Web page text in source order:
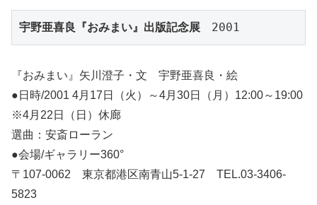
宇野亜喜良『おみまい』出版記念展 2001
『おみまい』矢川澄子・文 宇野亜喜良・絵
●日時/2001 4月17日（火）～4月30日（月）12:00～19:00
※4月22日（日）休廊
選曲：安斎ローラン
●会場/ギャラリー360°
〒107-0062 東京都港区南青山5-1-27 TEL.03-3406-
5823